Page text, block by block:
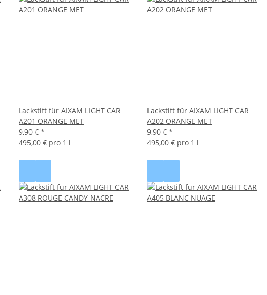
Lackstift für AIXAM LIGHT CAR
A201 ORANGE MET
9,90 € *
495,00 € pro 1 l
Lackstift für AIXAM LIGHT CAR
A202 ORANGE MET
9,90 € *
495,00 € pro 1 l